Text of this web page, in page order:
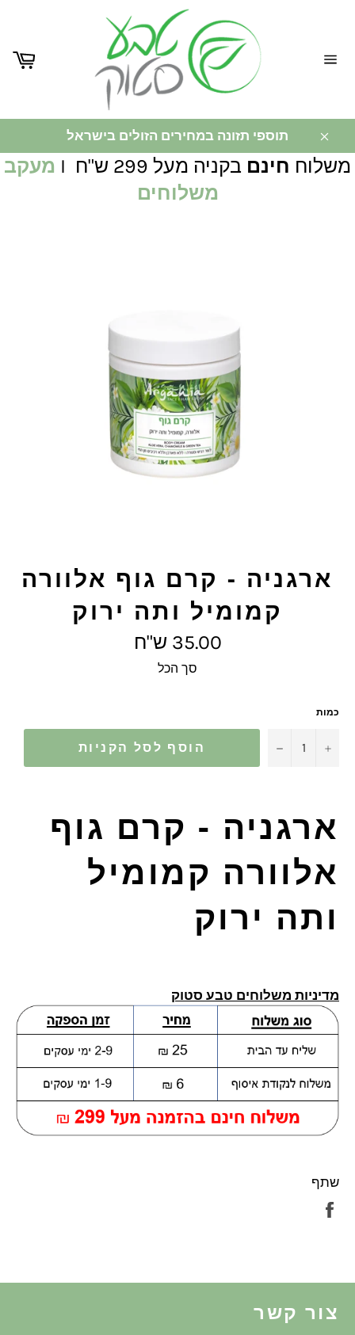
תוספי תזונה במחירים הזולים בישראל
משלוח חינם בקניה מעל 299 ש"ח I
מעקב
משלוחים
ארגניה - קרם גוף אלוורה
קמומיל ותה ירוק
מחיר
מלא
35.00 ש"ח
סך הכל
כמות
− + הוסף לסל הקניות
ארגניה - קרם גוף
אלוורה קמומיל
ותה ירוק
מדיניות משלוחים טבע סטוק
שתף
צור קשר